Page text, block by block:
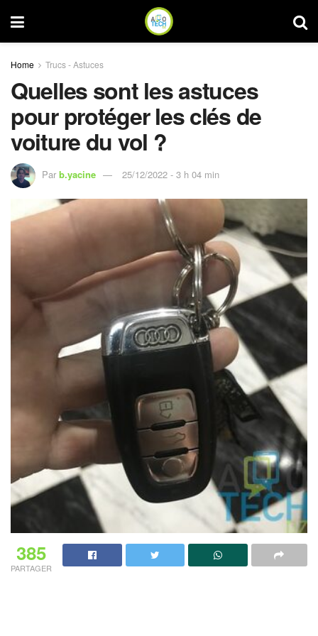
Home Trucs - Astuces
Quelles sont les astuces
pour protéger les clés de
voiture du vol ?
Par b.yacine 25/12/2022 - 3 h 04 min
385
PARTAGER